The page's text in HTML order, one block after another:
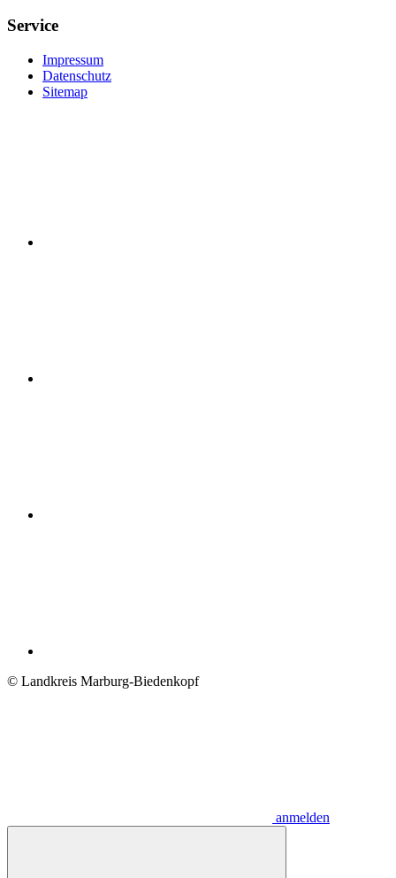
Service
Impressum
Datenschutz
Sitemap
© Landkreis Marburg-Biedenkopf
anmelden